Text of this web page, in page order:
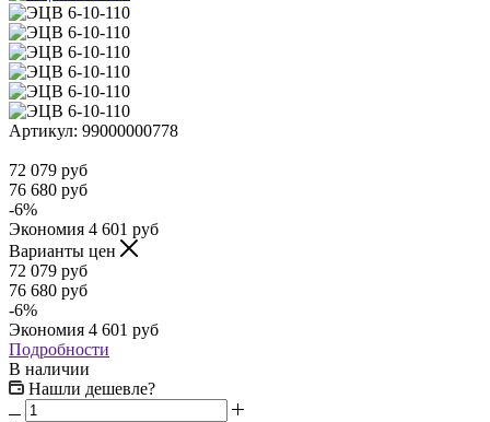
Артикул: 99000000778
72 079 руб
76 680 руб
-6%
Экономия 4 601 руб
Варианты цен
72 079 руб
76 680 руб
-6%
Экономия 4 601 руб
Подробности
В наличии
Нашли дешевле?